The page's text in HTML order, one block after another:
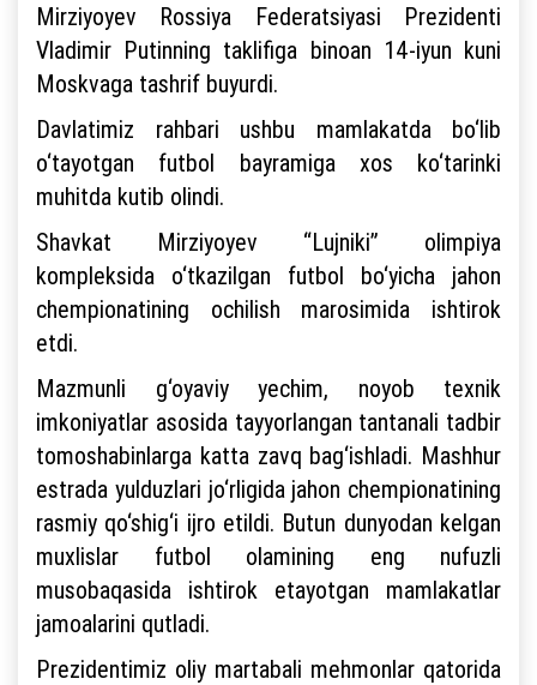
Mirziyoyev Rossiya Federatsiyasi Prezidenti
Vladimir Putinning taklifiga binoan 14-iyun kuni
Moskvaga tashrif buyurdi.
Davlatimiz rahbari ushbu mamlakatda bo‘lib
o‘tayotgan futbol bayramiga xos ko‘tarinki
muhitda kutib olindi.
Shavkat Mirziyoyev “Lujniki” olimpiya
kompleksida o‘tkazilgan futbol bo‘yicha jahon
chempionatining ochilish marosimida ishtirok
etdi.
Mazmunli g‘oyaviy yechim, noyob texnik
imkoniyatlar asosida tayyorlangan tantanali tadbir
tomoshabinlarga katta zavq bag‘ishladi. Mashhur
estrada yulduzlari jo‘rligida jahon chempionatining
rasmiy qo‘shig‘i ijro etildi. Butun dunyodan kelgan
muxlislar futbol olamining eng nufuzli
musobaqasida ishtirok etayotgan mamlakatlar
jamoalarini qutladi.
Prezidentimiz oliy martabali mehmonlar qatorida